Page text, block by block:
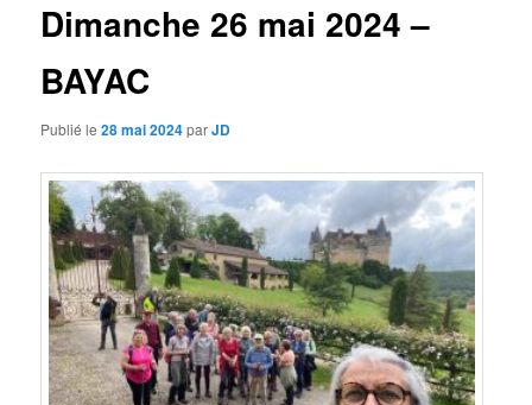
Dimanche 26 mai 2024 –
BAYAC
Publié le28 mai 2024parJD